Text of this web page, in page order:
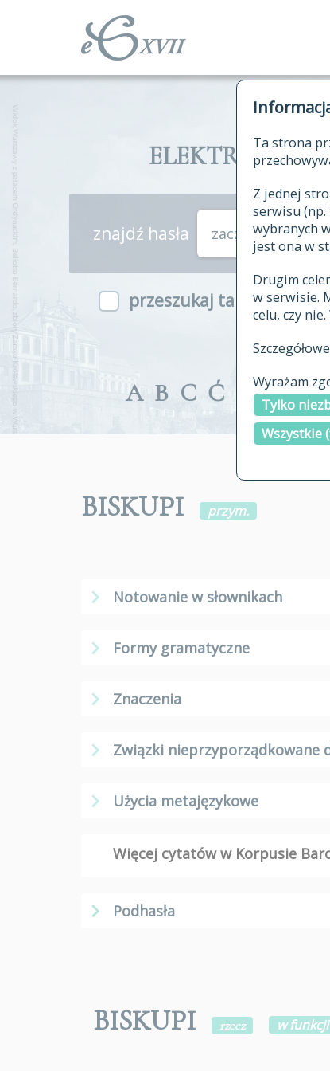
Ta strona
Z jednej
serwisu
wybranych
jest ona w
Drugim
w serwisie.
celu, czy
Wyrażam
Tylko
Wszystkie
znajdź hasła zaczynające się
przeszukaj także hasła
A B C Ć E F G
BISKUPI przym.
Notowanie w słownikach
Formy gramatyczne
Znaczenia
Związki nieprzyporządkowane
Użycia metajęzykowe
Więcej cytatów w Korpusie
Podhasła
BISKUPI rzecz w